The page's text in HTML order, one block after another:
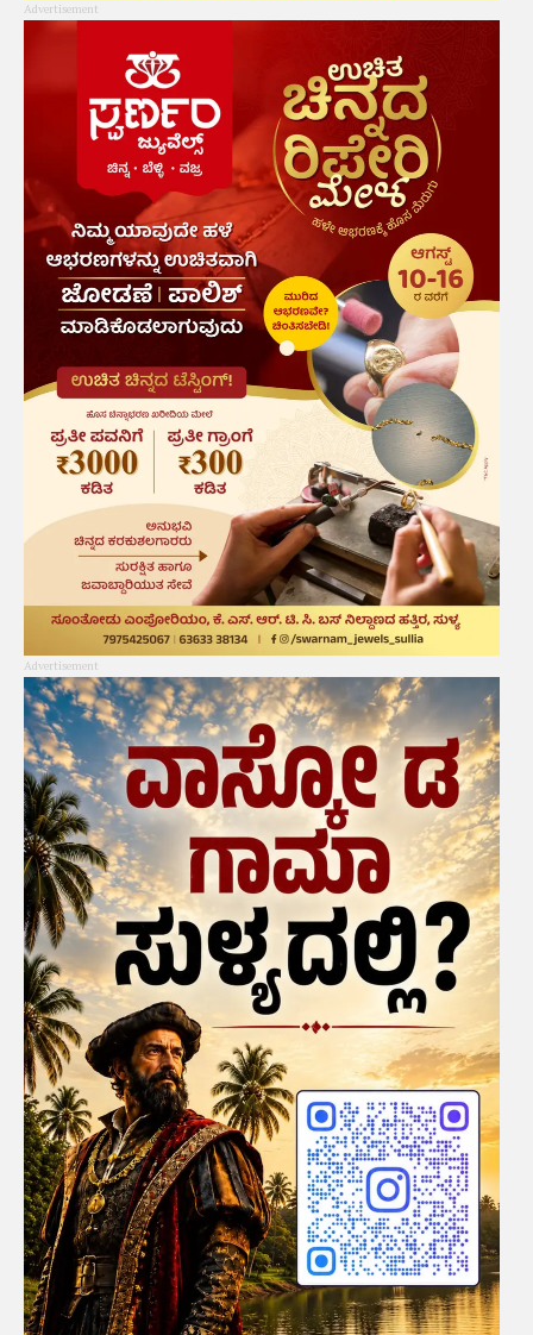
Advertisement
Advertisement